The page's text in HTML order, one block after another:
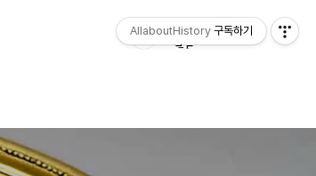
AllaboutHistory 구독하기